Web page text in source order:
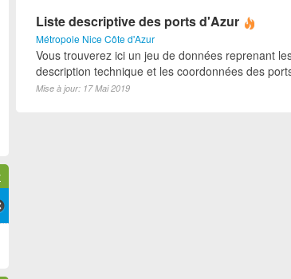
Liste descriptive des ports d'Azur
Métropole Nice Côte d'Azur
Vous trouverez ici un jeu de données reprenant
description technique et les coordonnées des
Mise à jour: 17 Mai 2019